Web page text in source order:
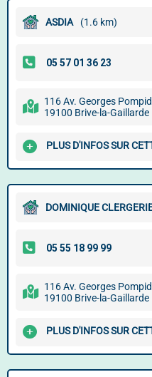
ASDIA (1.6 km)
116 Av. Georges
19100 Brive-la-Gaillarde
PLUS D'INFOS SUR
DOMINIQUE
116 Av. Georges
19100 Brive-la-Gaillarde
PLUS D'INFOS SUR